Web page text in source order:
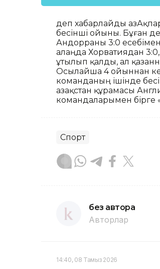
деп хабарлайды
бесінші ойыны. Бұған
Андорраны 3:0
алаңда Хорватиядан
ұтылып қалды, ал
Осылайша 4 ойыннан
команданың ішінде
Қазақстан құрамасы
командаларымен бірге
Спорт
без автора
Авторлар
14:40, 08 Тамыз 2026